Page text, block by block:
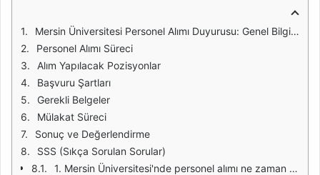
Mersin Üniversitesi Personel Alımı Duyurusu: Genel Bilgiler
Personel Alımı Süreci
Alım Yapılacak Pozisyonlar
Başvuru Şartları
Gerekli Belgeler
Mülakat Süreci
Sonuç ve Değerlendirme
SSS (Sıkça Sorulan Sorular)
1. Mersin Üniversitesi'nde personel alımı ne zaman yapılmaktadır?